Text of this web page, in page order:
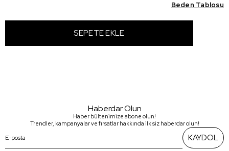
Beden Tablosu
Haberdar Olun
Haber bültenimize abone olun!
Trendler, kampanyalar ve fırsatlar hakkında ilk siz haberdar olun!
KAYDOL